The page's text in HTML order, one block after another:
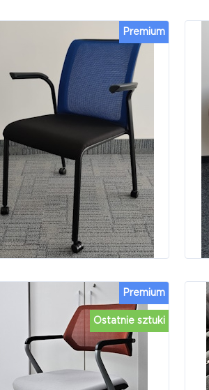
Premium
Ostatnie sztuki
Premium